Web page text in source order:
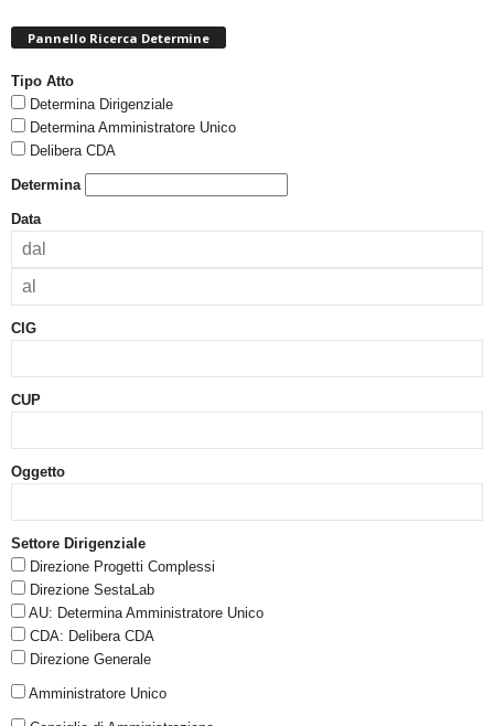
Pannello Ricerca Determine
Tipo Atto
Determina Dirigenziale
Determina Amministratore Unico
Delibera CDA
Determina
Data
CIG
CUP
Oggetto
Settore Dirigenziale
Direzione Progetti Complessi
Direzione SestaLab
AU: Determina Amministratore Unico
CDA: Delibera CDA
Direzione Generale
Amministratore Unico